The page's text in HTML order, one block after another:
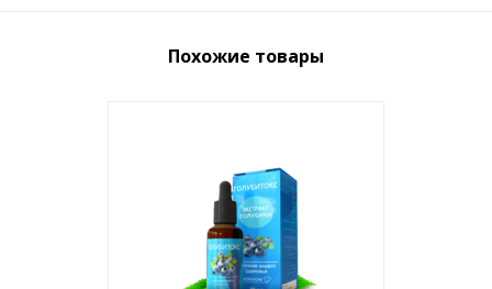
Похожие товары